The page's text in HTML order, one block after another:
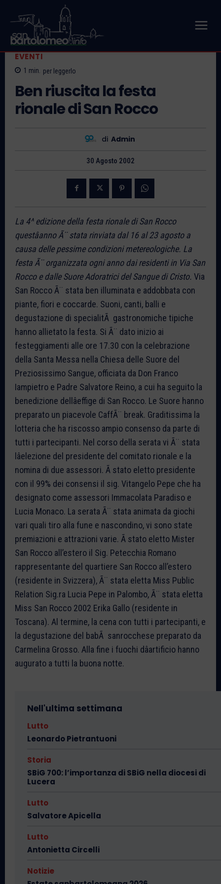
EVENTI
1 min. per leggerlo
Ben riuscita la festa
rionale di San Rocco
di Admin
30 Agosto 2002
La 4^ edizione della festa rionale di San Rocco
questâanno Ã¨ stata rinviata dal 16 al 23 agosto a
causa delle pessime condizioni metereologiche. La
festa Ã¨ organizzata ogni anno dai residenti in Via San
Rocco e dalle Suore Adoratrici del Sangue di Cristo. Via
San Rocco Ã¨ stata ben illuminata e addobbata con
piante, fiori e coccarde. Suoni, canti, balli e
degustazione di specialitÃ gastronomiche tipiche
hanno allietato la festa. Si Ã¨ dato inizio ai
festeggiamenti alle ore 17.30 con la celebrazione
della Santa Messa nella Chiesa delle Suore del
Preziosissimo Sangue, officiata da Don Franco
Iampietro e Padre Salvatore Reino, a cui ha seguito la
benedizione dellâeffige di San Rocco. Le Suore hanno
preparato un piacevole CaffÃ¨ break. Graditissima la
lotteria che ha riscosso ampio consenso da parte di
tutti i partecipanti. Nel corso della serata vi Ã¨ stata
lâelezione del presidente del comitato rionale e la
nomina di due assessori. Ã stato eletto presidente
con il 99% dei consensi il sig. Vitangelo Pepe che ha
designato come assessori Immacolata Paradiso e
Lucia Monaco. La serata Ã¨ stata animata da giochi
vari quali tiro alla fune e nascondino, vi sono state
premiazioni e attrazioni varie. Ã stato eletto Mister
San Rocco all’estero il Sig. Petecchia Romano
rappresentante del quartiere San Rocco all’estero
(residente in Svizzera), Ã¨ stata eletta Miss Public
Relation Sig.ra Lucia Pepe in Palombo, Ã¨ stata eletta
Miss San Rocco 2002 Erika Gallo (residente in
Toscana). Al termine, la cena con tutti i partecipanti, e
la degustazione del babÃ sanrocchese preparato da
Carmelina Grosso. Alla fine i fuochi dâartificio hanno
augurato a tutti la buona notte.
Nell'ultima settimana
Lutto
Leonardo Pietrantuoni
Storia
SBiG 700: l’importanza di SBiG nella diocesi di
Lucera
Lutto
Salvatore Apicella
Lutto
Antonietta Circelli
Notizie